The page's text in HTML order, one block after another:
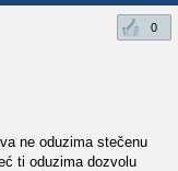
0
ne oduzima stečenu
ti oduzima dozvolu